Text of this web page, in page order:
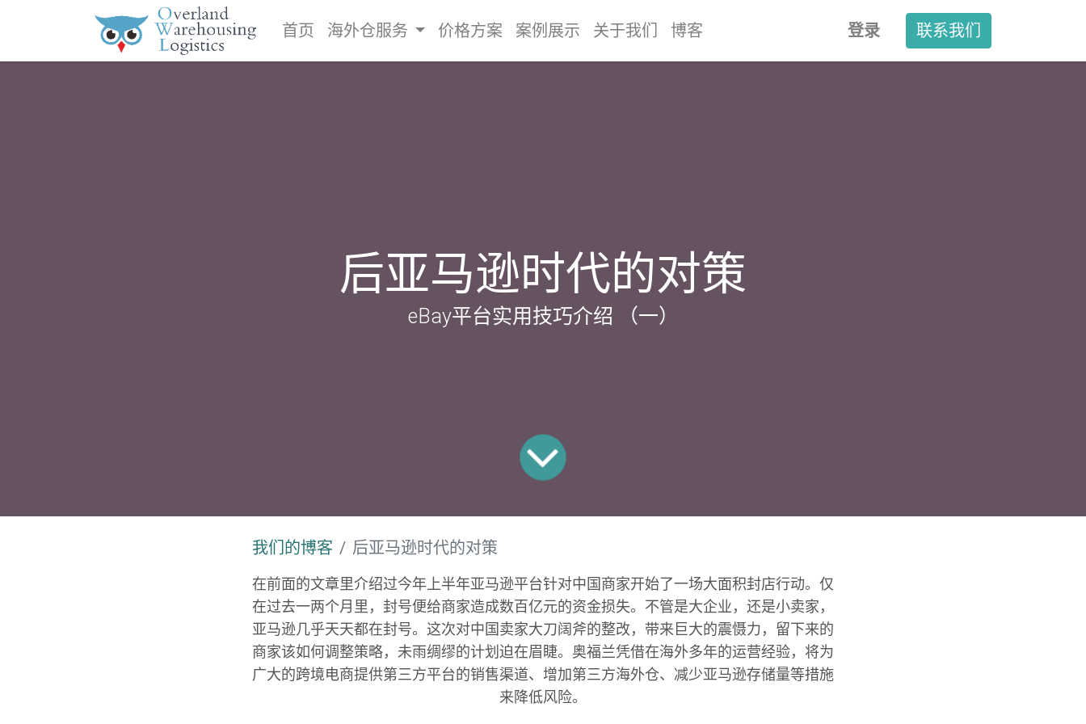
首页 海外仓服务 价格方案 案例展示 关于我们 博客 登录 联系我们
后亚马逊时代的对策
eBay平台实用技巧介绍 （一）
我们的博客 后亚马逊时代的对策
在前面的文章里介绍过今年上半年亚马逊平台针对中国商家开始了一场大面积封店行动。仅
在过去一两个月里，封号便给商家造成数百亿元的资金损失。不管是大企业，还是小卖家，
亚马逊几乎天天都在封号。这次对中国卖家大刀阔斧的整改，带来巨大的震慑力，留下来的
商家该如何调整策略，未雨绸缪的计划迫在眉睫。奥福兰凭借在海外多年的运营经验，将为
广大的跨境电商提供第三方平台的销售渠道、增加第三方海外仓、减少亚马逊存储量等措施
来降低风险。